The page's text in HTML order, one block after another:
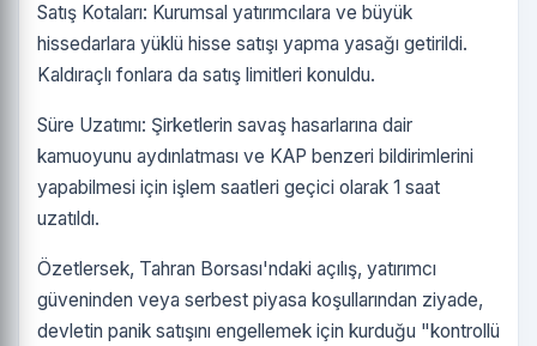
Satış Kotaları: Kurumsal yatırımcılara ve büyük
hissedarlara yüklü hisse satışı yapma yasağı getirildi.
Kaldıraçlı fonlara da satış limitleri konuldu.
Süre Uzatımı: Şirketlerin savaş hasarlarına dair
kamuoyunu aydınlatması ve KAP benzeri bildirimlerini
yapabilmesi için işlem saatleri geçici olarak 1 saat
uzatıldı.
Özetlersek, Tahran Borsası'ndaki açılış, yatırımcı
güveninden veya serbest piyasa koşullarından ziyade,
devletin panik satışını engellemek için kurduğu "kontrollü